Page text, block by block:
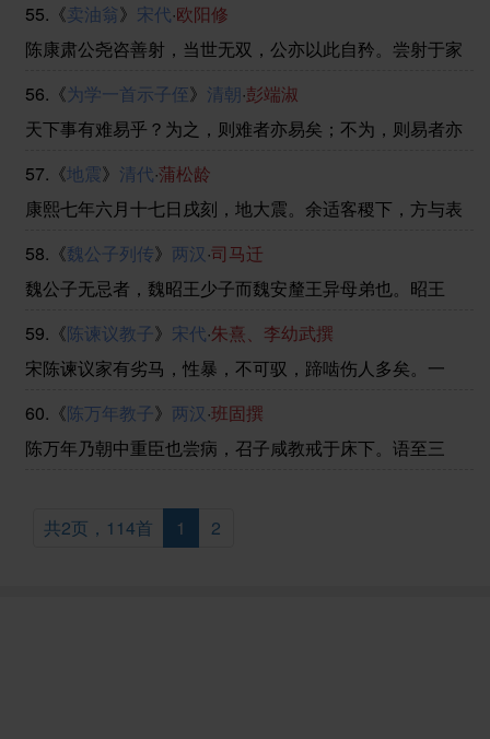
无远不到。到则披草而坐，倾壶而醉。醉则更相枕以卧，
卧而梦。意有所极，梦亦同趣。觉而起，起而归；以为凡
......
55.《卖油翁》 宋代·欧阳修
陈康肃公尧咨善射，当世无双，公亦以此自矜。尝射于家
八九，但微颔之。康肃问曰：”汝亦知射乎？吾射不亦精
乎？”翁曰：”无他，但手熟尔。”康肃忿然曰：”尔安 ......
56.《为学一首示子侄》 清朝·彭端淑
天下事有难易乎？为之，则难者亦易矣；不为，则易者亦
则易者亦难矣。吾资之昏，不逮人也，吾材之庸，不逮人
也；旦旦而学之，久而不怠焉，迄乎成，而亦不知其昏与
......
57.《地震》 清代·蒲松龄
康熙七年六月十七日戌刻，地大震。余适客稷下，方与表
众骇异，不解其故。俄而几案摆簸，酒杯倾覆；屋梁椽
柱，错折有声。相顾失色。久之，方知地震，各疾趋出。
见 ......
58.《魏公子列传》 两汉·司马迁
魏公子无忌者，魏昭王少子而魏安釐王异母弟也。昭王
以怨魏齐故，秦兵围大梁，破魏华阳下军，走芒卯。魏王
及公子患之。公子为人仁而下士，士无贤不肖皆谦而礼交
之 ......
59.《陈谏议教子 》 宋代·朱熹、李幼武撰
宋陈谏议家有劣马，性暴，不可驭，蹄啮伤人多矣。一
言为陈尧咨售之贾人矣。尧咨者，陈谏议之子也。谏议遽
召子，曰：“汝为贵臣，家中左右尚不能制，贾人安能蓄
......
60.《陈万年教子 》 两汉·班固撰
陈万年乃朝中重臣也尝病，召子咸教戒于床下。语至三
言，大要教咸谄也。”万年乃不复言。
共2页，114首 1 2